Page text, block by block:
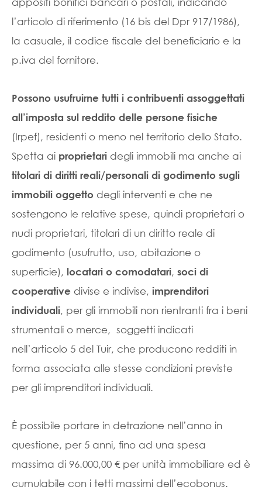
l’articolo di riferimento (16 bis del Dpr 917/1986),
la casuale, il codice fiscale del beneficiario e la
p.iva del fornitore.
Possono usufruirne tutti i contribuenti assoggettati
all’imposta sul reddito delle persone fisiche
(Irpef), residenti o meno nel territorio dello Stato.
Spetta ai proprietari degli immobili ma anche ai
titolari di diritti reali/personali di godimento sugli
immobili oggetto degli interventi e che ne
sostengono le relative spese, quindi proprietari o
nudi proprietari, titolari di un diritto reale di
godimento (usufrutto, uso, abitazione o
superficie), locatari o comodatari, soci di
cooperative divise e indivise, imprenditori
individuali, per gli immobili non rientranti fra i beni
strumentali o merce, soggetti indicati
nell’articolo 5 del Tuir, che producono redditi in
forma associata alle stesse condizioni previste
per gli imprenditori individuali.
È possibile portare in detrazione nell’anno in
questione, per 5 anni, fino ad una spesa
massima di 96.000,00 € per unità immobiliare ed è
cumulabile con i tetti massimi dell’ecobonus.